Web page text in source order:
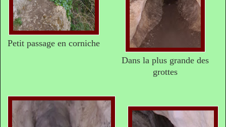
Petit passage en corniche
Dans la plus grande des
grottes